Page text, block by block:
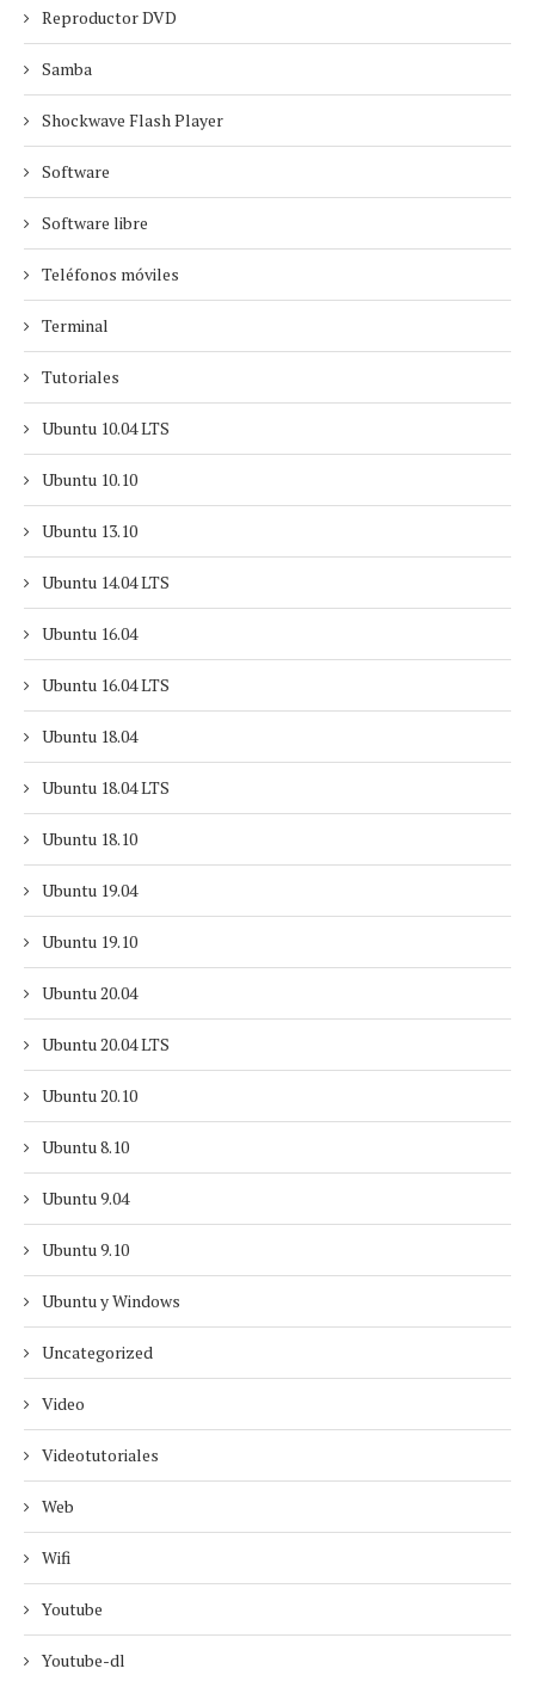
Reproductor DVD
Samba
Shockwave Flash Player
Software
Software libre
Teléfonos móviles
Terminal
Tutoriales
Ubuntu 10.04 LTS
Ubuntu 10.10
Ubuntu 13.10
Ubuntu 14.04 LTS
Ubuntu 16.04
Ubuntu 16.04 LTS
Ubuntu 18.04
Ubuntu 18.04 LTS
Ubuntu 18.10
Ubuntu 19.04
Ubuntu 19.10
Ubuntu 20.04
Ubuntu 20.04 LTS
Ubuntu 20.10
Ubuntu 8.10
Ubuntu 9.04
Ubuntu 9.10
Ubuntu y Windows
Uncategorized
Video
Videotutoriales
Web
Wifi
Youtube
Youtube-dl